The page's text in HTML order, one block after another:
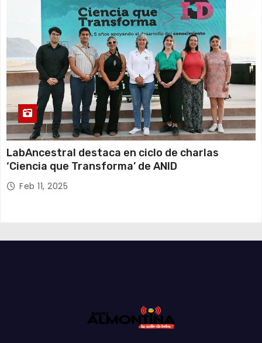
LabAncestral destaca en ciclo de charlas
‘Ciencia que Transforma’ de ANID
Feb 11, 2025